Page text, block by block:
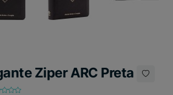
Ziper ARC Preta